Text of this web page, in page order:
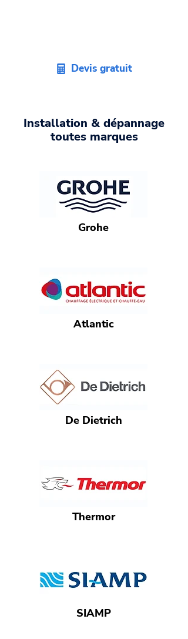
Devis gratuit
Installation & dépannage
toutes marques
Grohe
Atlantic
De Dietrich
Thermor
SIAMP